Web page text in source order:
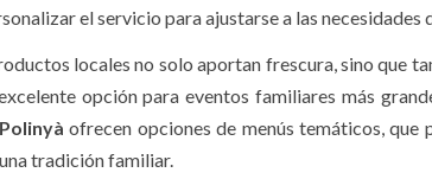
el servicio para ajustarse a las necesidades
locales no solo aportan frescura, sino que
opción para eventos familiares más
ofrecen opciones de menús temáticos, que
tradición familiar.